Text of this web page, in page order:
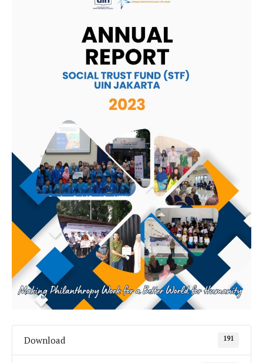
Download 191